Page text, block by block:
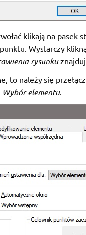
klikają na pasek
Wystarczy
rysunku
to należy się
Wybór elementu.